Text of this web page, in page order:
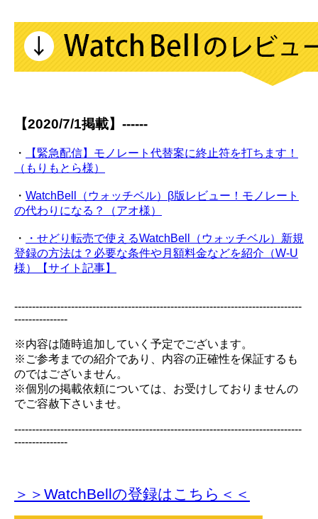
【2020/7/1掲載】------
・
【緊急配信】モノレート代替案に終止符を打ちます！
（もりもとら様）
・ WatchBell（ウォッチベル）β版レビュー！モノレート
の代わりになる？（アオ様）
・
・せどり転売で使えるWatchBell（ウォッチベル）新規
登録の方法は？必要な条件や月額料金などを紹介（W-U
様）【サイト記事】
---------------------------------------------------------------------------------
---------------
※内容は随時追加していく予定でございます。
※ご参考までの紹介であり、内容の正確性を保証するも
のではございません。
※個別の掲載依頼については、お受けしておりませんの
でご容赦下さいませ。
---------------------------------------------------------------------------------
---------------
＞＞WatchBellの登録はこちら＜＜